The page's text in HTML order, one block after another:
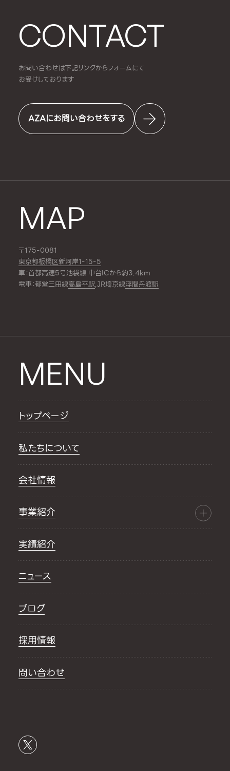
CONTACT
お問い合わせは下記リンクからフォームにて
お受けしております
AZAにお問い合わせをする
MAP
〒175-0081
東京都板橋区新河岸1-15-5
車：首都高速5号池袋線 中台ICから約3.4km
電車：都営三田線高島平駅,JR埼京線浮間舟渡駅
MENU
トップページ
私たちについて
会社情報
事業紹介
実績紹介
ニュース
ブログ
採用情報
問い合わせ